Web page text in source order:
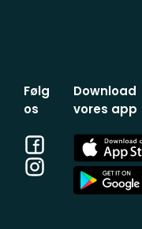
Følg
os
Facebook
Instagram
Download
vores app
App
Store
App
Store